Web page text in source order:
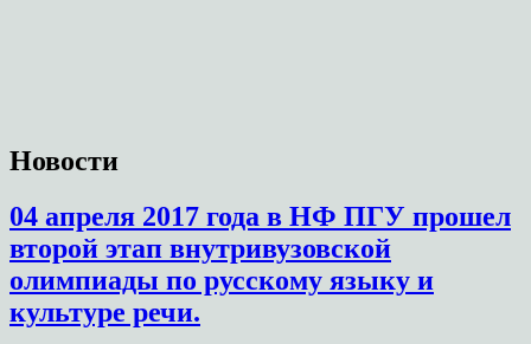
Новости
04 апреля 2017 года в НФ ПГУ прошел
второй этап внутривузовской
олимпиады по русскому языку и
культуре речи.